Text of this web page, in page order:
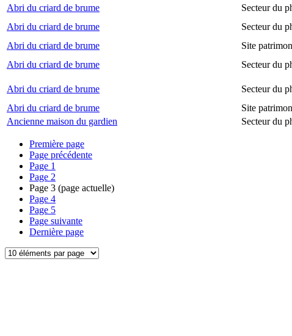
Abri du criard de brume
Secteur du
Abri du criard de brume
Secteur du
Abri du criard de brume
Site
Abri du criard de brume
Secteur du
Abri du criard de brume Secteur du
Abri du criard de brume
Site
Ancienne maison du gardien
Secteur du
Première page
Page précédente
Page 1
Page 2
Page 3 (page actuelle)
Page 4
Page 5
Page suivante
Dernière page